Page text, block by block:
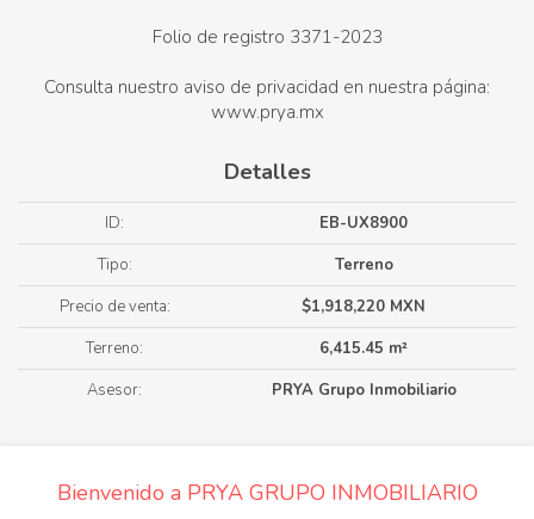
Folio de registro 3371-2023
Consulta nuestro aviso de privacidad en nuestra página:
www.prya.mx
Detalles
ID:
EB-UX8900
Tipo:
Terreno
Precio de venta:
$1,918,220 MXN
Terreno:
6,415.45 m²
Asesor:
PRYA Grupo Inmobiliario
Bienvenido a PRYA GRUPO INMOBILIARIO